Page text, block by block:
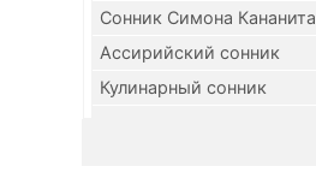
Сонник Симона Кананита
Ассирийский сонник
Кулинарный сонник